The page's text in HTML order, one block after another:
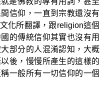
信仰，一直到宗教還沒有
化所翻譯，跟religion這個
的傳統信仰其實也沒有用
部分的人混淆認知，大概
後，慢慢所產生的這樣的
一般所有一切信仰的一個